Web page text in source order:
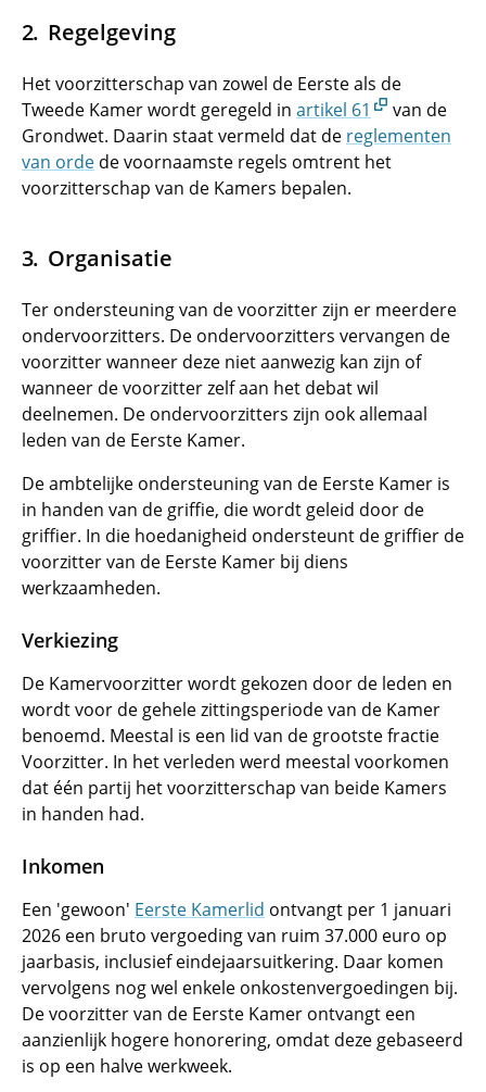
Regelgeving
Het voorzitterschap van zowel de Eerste als de
Tweede Kamer wordt geregeld in artikel 61
van de
Grondwet. Daarin staat vermeld dat de reglementen
van orde de voornaamste regels omtrent het
voorzitterschap van de Kamers bepalen.
Organisatie
Ter ondersteuning van de voorzitter zijn er meerdere
ondervoorzitters. De ondervoorzitters vervangen de
voorzitter wanneer deze niet aanwezig kan zijn of
wanneer de voorzitter zelf aan het debat wil
deelnemen. De ondervoorzitters zijn ook allemaal
leden van de Eerste Kamer.
De ambtelijke ondersteuning van de Eerste Kamer is
in handen van de griffie, die wordt geleid door de
griffier. In die hoedanigheid ondersteunt de griffier de
voorzitter van de Eerste Kamer bij diens
werkzaamheden.
Verkiezing
De Kamervoorzitter wordt gekozen door de leden en
wordt voor de gehele zittingsperiode van de Kamer
benoemd. Meestal is een lid van de grootste fractie
Voorzitter. In het verleden werd meestal voorkomen
dat één partij het voorzitterschap van beide Kamers
in handen had.
Inkomen
Een 'gewoon' Eerste Kamerlid ontvangt per 1 januari
2026 een bruto vergoeding van ruim 37.000 euro op
jaarbasis, inclusief eindejaarsuitkering. Daar komen
vervolgens nog wel enkele onkostenvergoedingen bij.
De voorzitter van de Eerste Kamer ontvangt een
aanzienlijk hogere honorering, omdat deze gebaseerd
is op een halve werkweek.